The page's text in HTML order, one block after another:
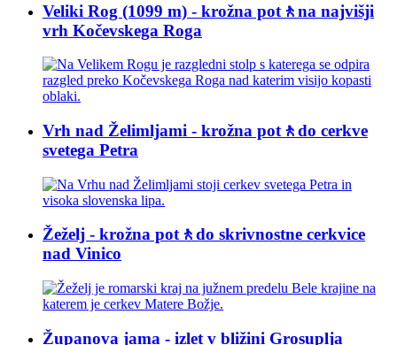
Veliki Rog (1099 m) - krožna pot🚶na najvišji
vrh Kočevskega Roga
Vrh nad Želimljami - krožna pot🚶do cerkve
svetega Petra
Žeželj - krožna pot🚶do skrivnostne cerkvice
nad Vinico
Županova jama - izlet v bližini Grosuplja